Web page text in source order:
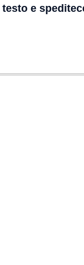
e